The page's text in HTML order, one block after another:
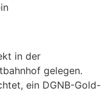
in der
gelegen.
ein DGNB-Gold-